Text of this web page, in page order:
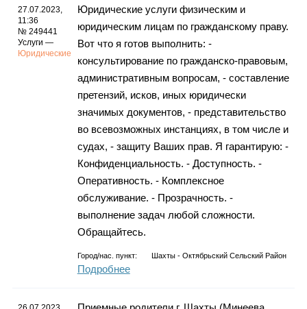
27.07.2023,
11:36
№ 249441
Услуги —
Юридические
Юридические услуги физическим и
юридическим лицам по гражданскому праву.
Вот что я готов выполнить: -
консультирование по гражданско-правовым,
административным вопросам, - составление
претензий, исков, иных юридически
значимых документов, - представительство
во всевозможных инстанциях, в том числе и
судах, - защиту Ваших прав. Я гарантирую: -
Конфиденциальность. - Доступность. -
Оперативность. - Комплексное
обслуживание. - Прозрачность. -
выполнение задач любой сложности.
Обращайтесь.
Город/нас. пункт: Шахты - Октябрьский Сельский Район
Подробнее